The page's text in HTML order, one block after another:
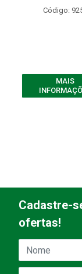
Código:
MAIS
Cadastre-
ofertas!